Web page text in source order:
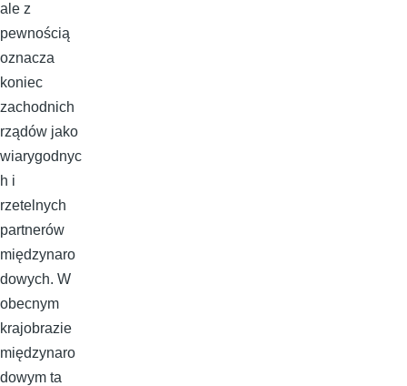
ale z
pewnością
oznacza
koniec
zachodnich
rządów jako
wiarygodnyc
h i
rzetelnych
partnerów
międzynaro
dowych. W
obecnym
krajobrazie
międzynaro
dowym ta